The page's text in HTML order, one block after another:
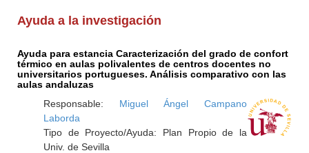
Ayuda a la investigación
Ayuda para estancia Caracterización del grado de confort
térmico en aulas polivalentes de centros docentes no
universitarios portugueses. Análisis comparativo con las
aulas andaluzas
Responsable: Miguel Ángel Campano
Laborda
Tipo de Proyecto/Ayuda: Plan Propio de la
Univ. de Sevilla